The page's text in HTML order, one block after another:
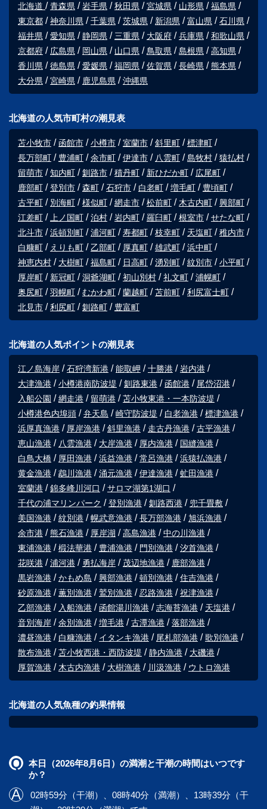
北海道 青森県 岩手県 秋田県 宮城県 山形県
福島県
東京都
神奈川県 千葉県 茨城県 新潟県 富山県
石川県
福井県
愛知県 静岡県 三重県 大阪府 兵庫県
和歌山県
京都府
広島県 岡山県 山口県 鳥取県 島根県
高知県
香川県
徳島県 愛媛県 福岡県 佐賀県 長崎県
熊本県
大分県
宮崎県 鹿児島県 沖縄県
北海道の人気市町村の潮見表
苫小牧市 函館市 小樽市 室蘭市 斜里町
標津町
長万部町
豊浦町 余市町 伊達市 八雲町 島牧村
猿払村
留萌市
知内町 釧路市 積丹町 新ひだか町
広尾町
鹿部町
登別市 森町 石狩市 白老町 増毛町
豊頃町
古平町
別海町 様似町 網走市 松前町 木古内町
興部町
江差町
上ノ国町 泊村 岩内町 羅臼町 根室市
せたな町
北斗市
浜頓別町 浦河町 寿都町 枝幸町 天塩町
稚内市
白糠町
えりも町 乙部町 厚真町 雄武町
浜中町
神恵内村
大樹町 福島町 日高町 湧別町 紋別市
小平町
厚岸町
新冠町 洞爺湖町 初山別村 礼文町
浦幌町
奥尻町
羽幌町 むかわ町 蘭越町 苫前町
利尻富士町
北見市
利尻町 釧路町 豊富町
北海道の人気ポイントの潮見表
江ノ島海岸 石狩湾新港 能取岬 十勝港
岩内港
大津漁港
小樽港南防波堤 釧路東港 函館港
尾岱沼港
入船公園
網走港 留萌港
苫小牧東港・一本防波堤
小樽港色内埠頭
弁天島 崎守防波堤 白老漁港
標津漁港
浜厚真漁港
厚岸漁港 斜里漁港 走古丹漁港
古平漁港
恵山漁港
八雲漁港 大岸漁港 厚内漁港
国縫漁港
白鳥大橋
厚田漁港 浜益漁港 常呂漁港
浜猿払漁港
黄金漁港
鵡川漁港 涌元漁港 伊達漁港
虻田漁港
室蘭港
錦多峰川河口
サロマ湖第1湖口
千代の浦マリンパーク
登別漁港 釧路西港
兜千畳敷
美国漁港
紋別港 幌武意漁港 長万部漁港
旭浜漁港
余市港
熊石漁港 厚岸湖 高島漁港
中の川漁港
東浦漁港
椴法華港 豊浦漁港 門別漁港
汐首漁港
花咲港
浦河港 勇払海岸 茂辺地漁港
鹿部漁港
黒岩漁港
かもめ島 興部漁港 頓別漁港
住吉漁港
砂原漁港
薫別漁港 鷲別漁港 忍路漁港
祝津漁港
乙部漁港
入船漁港 函館湯川漁港 志海苔漁港
天塩港
音別海岸
余別漁港 増毛港 古潭漁港
落部漁港
濃昼漁港
白糠漁港 イタンキ漁港 尾札部漁港
歌別漁港
散布漁港
苫小牧西港・西防波堤 静内漁港
大磯港
厚賀漁港
木古内漁港 大樹漁港 川汲漁港 ウトロ漁港
北海道の人気魚種の釣果情報
本日（2026年8月6日）の満潮と干潮の時間はいつです
か？
02時59分（干潮）、08時40分（満潮）、13時39分（干